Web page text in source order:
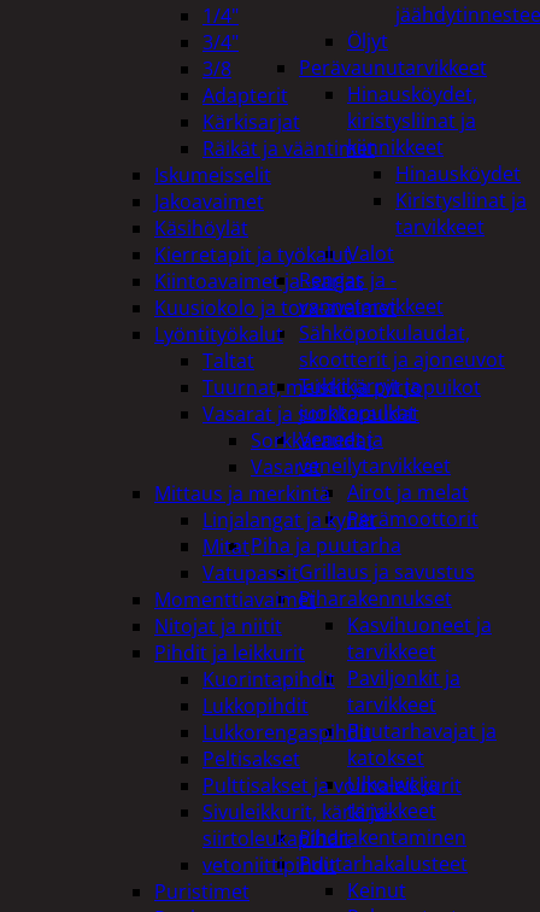
Öljyt
Perävaunutarvikkeet
Hinausköydet,
kiristysliinat ja
kiinnikkeet
Hinausköydet
Kiristysliinat ja
tarvikkeet
Valot
Rengas ja -
vannetarvikkeet
Sähköpotkulaudat,
skootterit ja ajoneuvot
Tukkikärryt ja
juontopulkat
Veneet ja
veneilytarvikkeet
Airot ja melat
Perämoottorit
Piha ja puutarha
Grillaus ja savustus
Piharakennukset
Kasvihuoneet ja
tarvikkeet
Paviljonkit ja
tarvikkeet
Puutarhavajat ja
katokset
Ulko-wc ja
tarvikkeet
Piharakentaminen
Puutarhakalusteet
Keinut
1/4"
3/4"
3/8
Adapterit
Kärkisarjat
Räikät ja vääntimet
Iskumeisselit
Jakoavaimet
Käsihöylät
Kierretapit ja työkalut
Kiintoavaimet ja -sarjat
Kuusiokolo ja torx-avaimet
Lyöntityökalut
Taltat
Tuurnat, meistit ja piirtopuikot
Vasarat ja sorkkaraudat
Sorkkaraudat
Vasarat
Mittaus ja merkintä
Linjalangat ja kynät
Mitat
Vatupassit
Momenttiavaimet
Nitojat ja niitit
Pihdit ja leikkurit
Kuorintapihdit
Lukkopihdit
Lukkorengaspihdit
Peltisakset
Pulttisakset ja voimaleikkurit
Sivuleikkurit, kärki ja-
siirtoleukapihdit
vetoniittipihdit
Puristimet